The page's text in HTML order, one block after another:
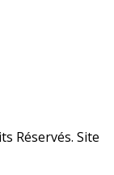
Réservés. Site